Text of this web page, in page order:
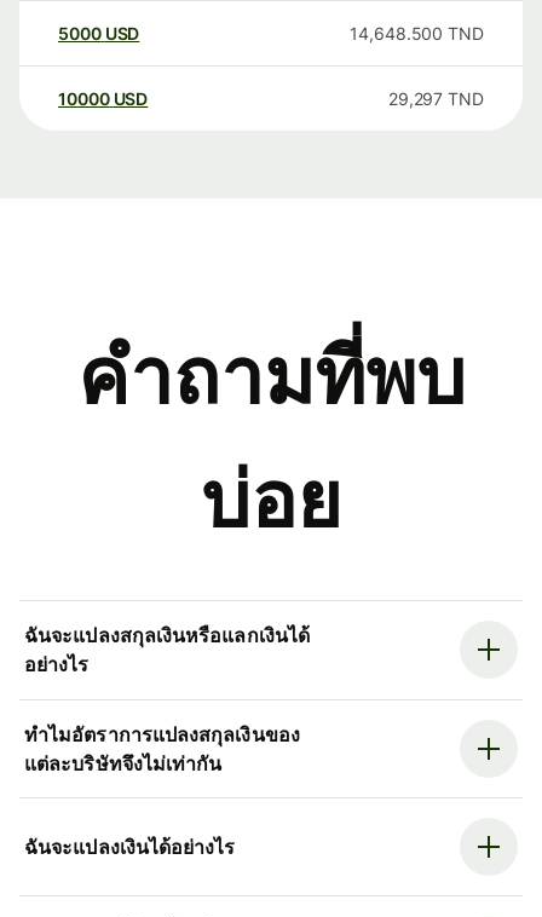
5000 USD 14,648.500 TND
10000 USD 29,297 TND
คำถามที่พบ
บ่อย
ฉันจะแปลงสกุลเงินหรือแลกเงินได้
อย่างไร
ทำไมอัตราการแปลงสกุลเงินของ
แต่ละบริษัทจึงไม่เท่ากัน
ฉันจะแปลงเงินได้อย่างไร